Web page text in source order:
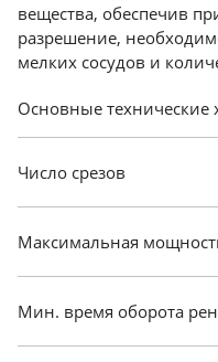
вещества, обеспечив
разрешение,
мелких сосудов и
Основные технические
Число срезов
Максимальная
Мин. время оборота